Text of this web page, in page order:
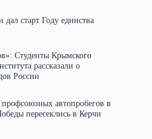
старт Году единства
Студенты Крымского
рассказали о
России
автопробегов в
пересеклись в Керчи